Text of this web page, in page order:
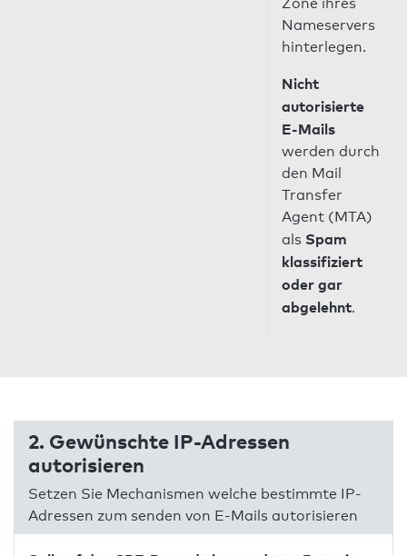
Nameservers
hinterlegen.
Nicht
autorisierte
E-Mails
werden durch
den Mail
Transfer
Agent (MTA)
als Spam
klassifiziert
oder gar
abgelehnt.
2. Gewünschte IP-Adressen
autorisieren
Setzen Sie Mechanismen welche bestimmte IP-
Adressen zum senden von E-Mails autorisieren